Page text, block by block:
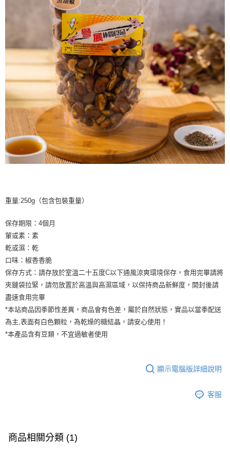
重量:250g（包含包裝重量）
保存期限：4個月
葷或素：素
乾或濕：乾
口味：椒香香脆
保存方式：請存放於室溫二十五度C以下通風涼爽環境保存，食用完畢請將
夾鏈袋拉緊，請勿放置於高溫與高濕區域，以保持商品新鮮度，開封後請
盡速食用完畢
*本站商品因季節性差異，商品會有色差，屬於自然狀態，實品以當季配送
為主,表面有白色顆粒，為乾燥的糖結晶，請安心使用！
*本產品含有豆類，不宜過敏者使用
顯示電腦版詳細說明
客服
商品相關分類 (1)